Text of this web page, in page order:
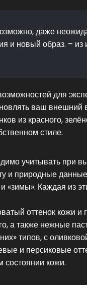
даже
и новый образ. – из
для
ваш внешний
из красного,
стиле.
учитывать при
и природные
«зимы». Каждая из
оттенок кожи
а также нежные
типов, с
и персиковые
состоянии кожи.